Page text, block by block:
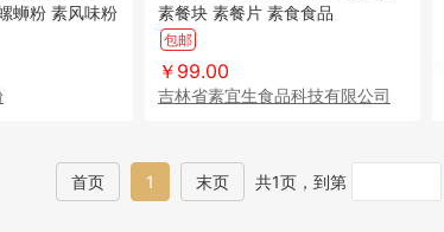
蛳粉 素风味粉
素餐块 素餐片 素食食品
包邮
￥99.00
吉林省素宜生食品科技有限公司
首页 1 末页 共1页，到第